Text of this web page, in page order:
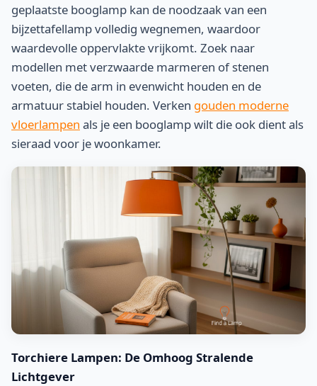
geplaatste booglamp kan de noodzaak van een
bijzettafellamp volledig wegnemen, waardoor
waardevolle oppervlakte vrijkomt. Zoek naar
modellen met verzwaarde marmeren of stenen
voeten, die de arm in evenwicht houden en de
armatuur stabiel houden. Verken gouden moderne
vloerlampen als je een booglamp wilt die ook dient als
sieraad voor je woonkamer.
Torchiere Lampen: De Omhoog Stralende
Lichtgever